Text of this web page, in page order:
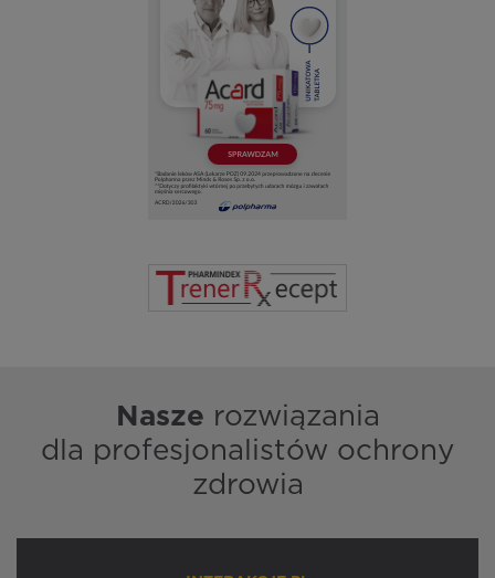
Nasze rozwiązania
dla profesjonalistów ochrony
zdrowia